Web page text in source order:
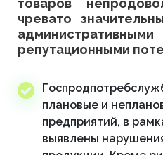
товаров
чревато
репутационными
плановые и
предприятий, в
выявлены